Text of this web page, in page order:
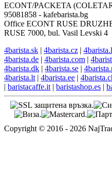
ECONT/PACKETA
95081858 - kafebarista.bg
Office ECONT RUSE
RUSE 7000, bul. Vasil Levski 4
4barista.sk | 4barista.cz |
4barista.de | 4barista.com |
4barista.dk | 4barista.se |
4barista.lt | 4barista.ee |
| baristacaffe.it | baristashop.es |
Copyright © 2016 - 2026